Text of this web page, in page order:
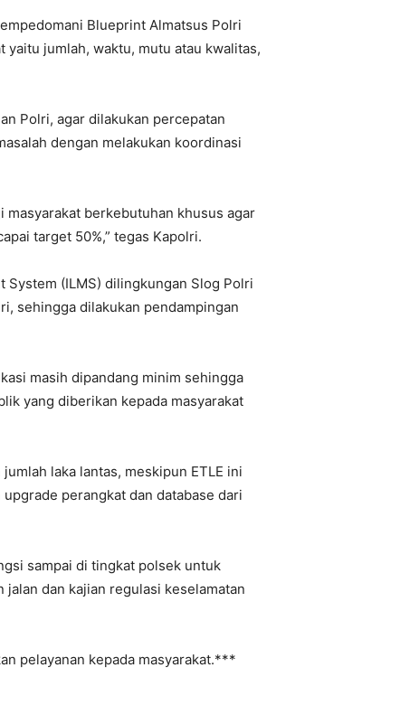
Blueprint Almatsus Polri
jumlah, waktu, mutu atau kwalitas,
Polri, agar dilakukan percepatan
dengan melakukan koordinasi
masyarakat berkebutuhan khusus agar
target 50%,” tegas Kapolri.
(ILMS) dilingkungan Slog Polri
sehingga dilakukan pendampingan
masih dipandang minim sehingga
yang diberikan kepada masyarakat
laka lantas, meskipun ETLE ini
perangkat dan database dari
sampai di tingkat polsek untuk
jalan dan kajian regulasi keselamatan
pelayanan kepada masyarakat.***